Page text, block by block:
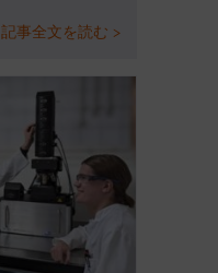
記事全文を読む >